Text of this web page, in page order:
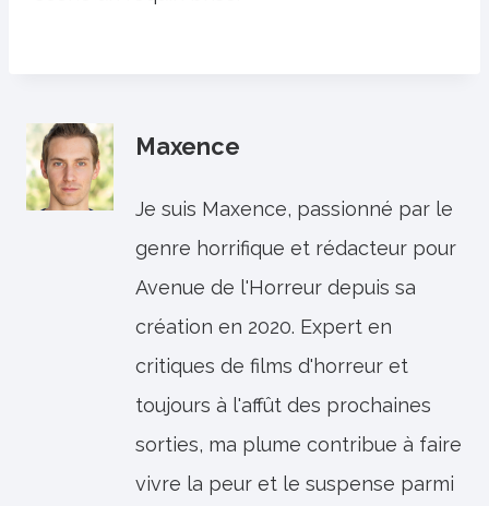
Maxence
Je suis Maxence, passionné par le
genre horrifique et rédacteur pour
Avenue de l'Horreur depuis sa
création en 2020. Expert en
critiques de films d'horreur et
toujours à l'affût des prochaines
sorties, ma plume contribue à faire
vivre la peur et le suspense parmi